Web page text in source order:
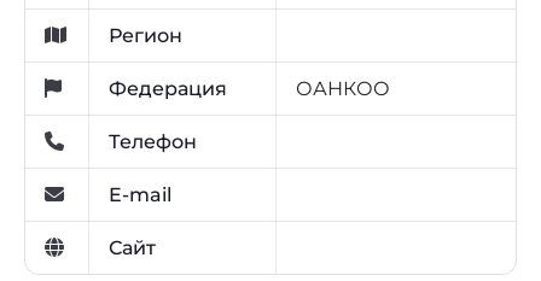
Регион
Федерация ОАНКОО
Телефон
E-mail
Сайт